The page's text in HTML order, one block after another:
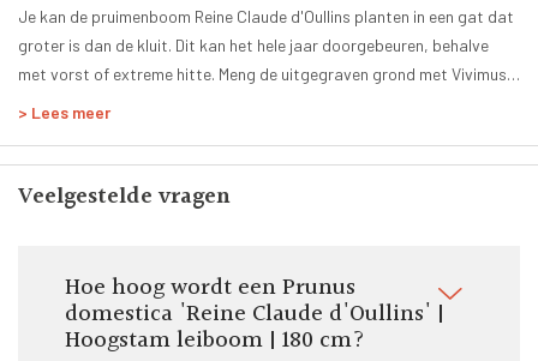
Zelfbestuivend:
Geleverde stamhoogte:
180 cm
Door ons geleverde potmaat:
Pot/kluit ø 40 tot 70 cm
Hoogstam leifruitboom
Je kan de pruimenboom Reine Claude d'Oullins planten in een gat dat
groter is dan de kluit. Dit kan het hele jaar doorgebeuren, behalve
met vorst of extreme hitte. Meng de uitgegraven grond met Vivimus
Daarnaast is het aan te raden om de boom te verstevigen met
boompalen en een boomband. Hierdoor staat de boom stevig in de
emmer water.
> Lees meer
Veelgestelde vragen
Hoe hoog wordt een Prunus
domestica 'Reine Claude d'Oullins' |
Hoogstam leiboom | 180 cm?